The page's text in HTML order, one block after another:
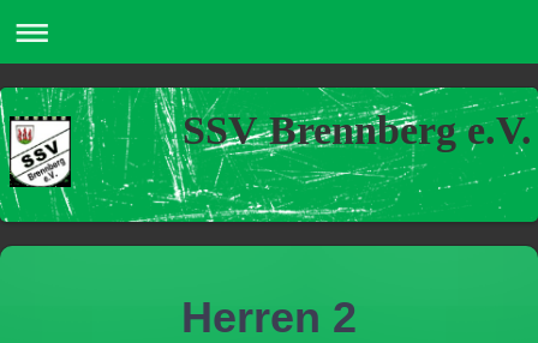
SSV Brennberg e.V.
Herren 2